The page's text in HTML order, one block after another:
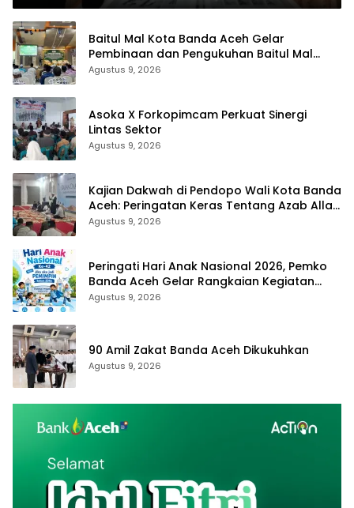
Baitul Mal Kota Banda Aceh Gelar
Pembinaan dan Pengukuhan Baitul Mal
Gampong
Agustus 9, 2026
Asoka X Forkopimcam Perkuat Sinergi
Lintas Sektor
Agustus 9, 2026
Kajian Dakwah di Pendopo Wali Kota Banda
Aceh: Peringatan Keras Tentang Azab Allah
Bagi Pelaku LGBT
Agustus 9, 2026
Peringati Hari Anak Nasional 2026, Pemko
Banda Aceh Gelar Rangkaian Kegiatan
Edukatif Menuju Indonesia Emas
Agustus 9, 2026
90 Amil Zakat Banda Aceh Dikukuhkan
Agustus 9, 2026